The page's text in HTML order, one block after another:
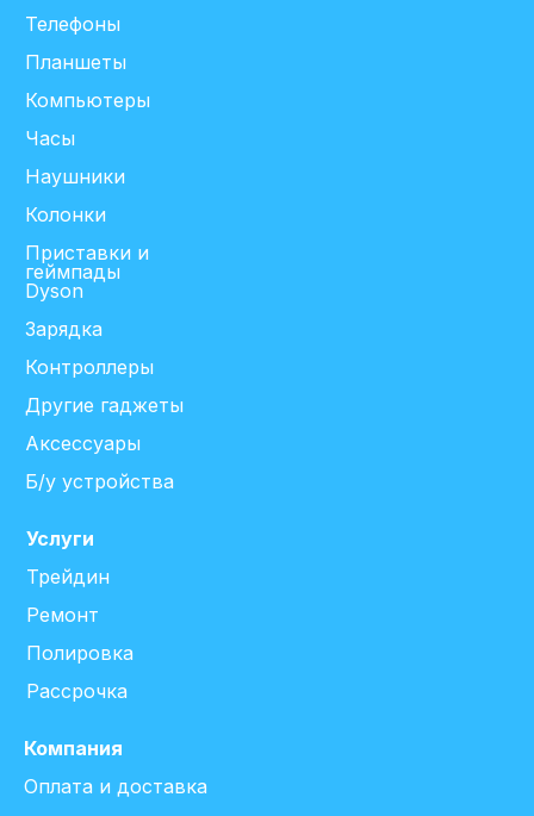
Услуги
Телефоны
Трейдин
Планшеты
Ремонт
Компьютеры
Полировка
Часы
Рассрочка
Наушники
Колонки
Приставки и
геймпады
Dyson
Зарядка
Контроллеры
Другие гаджеты
Аксессуары
Компания
Б/у устройства
Оплата и доставка